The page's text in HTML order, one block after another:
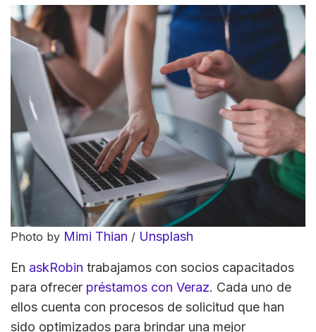
Photo by Mimi Thian / Unsplash
En askRobin trabajamos con socios capacitados
para ofrecer préstamos con Veraz. Cada uno de
ellos cuenta con procesos de solicitud que han
sido optimizados para brindar una mejor